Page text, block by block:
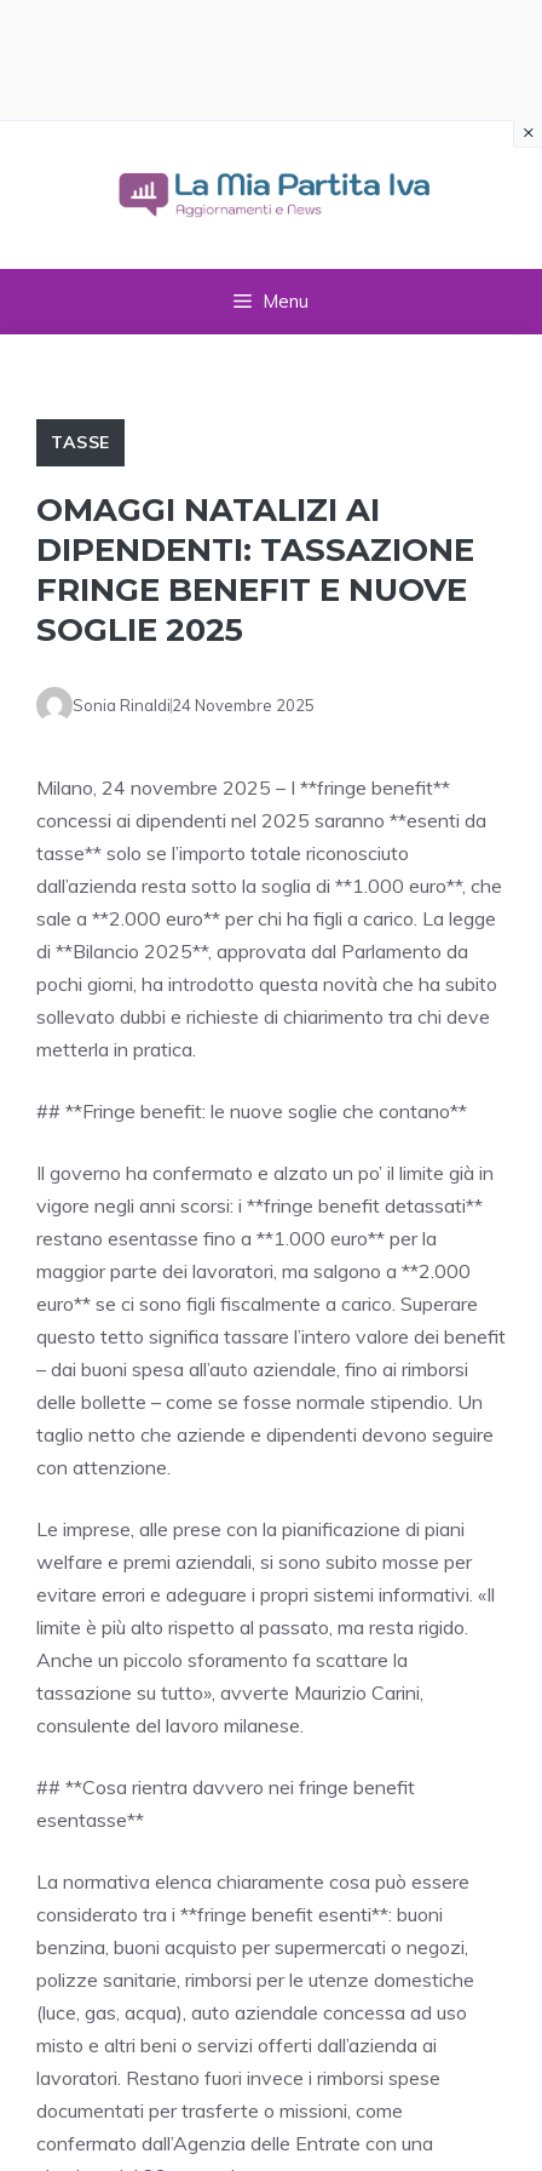
Menu
TASSE
OMAGGI NATALIZI AI
DIPENDENTI: TASSAZIONE
FRINGE BENEFIT E NUOVE
SOGLIE 2025
Sonia Rinaldi24 Novembre 2025
Milano, 24 novembre 2025 – I **fringe benefit**
concessi ai dipendenti nel 2025 saranno **esenti da
tasse** solo se l’importo totale riconosciuto
dall’azienda resta sotto la soglia di **1.000 euro**, che
sale a **2.000 euro** per chi ha figli a carico. La legge
di **Bilancio 2025**, approvata dal Parlamento da
pochi giorni, ha introdotto questa novità che ha subito
sollevato dubbi e richieste di chiarimento tra chi deve
metterla in pratica.
## **Fringe benefit: le nuove soglie che contano**
Il governo ha confermato e alzato un po’ il limite già in
vigore negli anni scorsi: i **fringe benefit detassati**
restano esentasse fino a **1.000 euro** per la
maggior parte dei lavoratori, ma salgono a **2.000
euro** se ci sono figli fiscalmente a carico. Superare
questo tetto significa tassare l’intero valore dei benefit
– dai buoni spesa all’auto aziendale, fino ai rimborsi
delle bollette – come se fosse normale stipendio. Un
taglio netto che aziende e dipendenti devono seguire
con attenzione.
Le imprese, alle prese con la pianificazione di piani
welfare e premi aziendali, si sono subito mosse per
evitare errori e adeguare i propri sistemi informativi. «Il
limite è più alto rispetto al passato, ma resta rigido.
Anche un piccolo sforamento fa scattare la
tassazione su tutto», avverte Maurizio Carini,
consulente del lavoro milanese.
## **Cosa rientra davvero nei fringe benefit
esentasse**
La normativa elenca chiaramente cosa può essere
considerato tra i **fringe benefit esenti**: buoni
benzina, buoni acquisto per supermercati o negozi,
polizze sanitarie, rimborsi per le utenze domestiche
(luce, gas, acqua), auto aziendale concessa ad uso
misto e altri beni o servizi offerti dall’azienda ai
lavoratori. Restano fuori invece i rimborsi spese
documentati per trasferte o missioni, come
confermato dall’Agenzia delle Entrate con una
×